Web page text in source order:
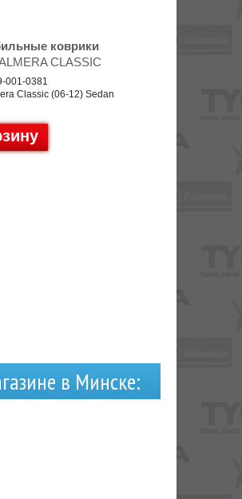
коврики
CLASSIC
001-0381
Classic (06-12) Sedan
в Минске: